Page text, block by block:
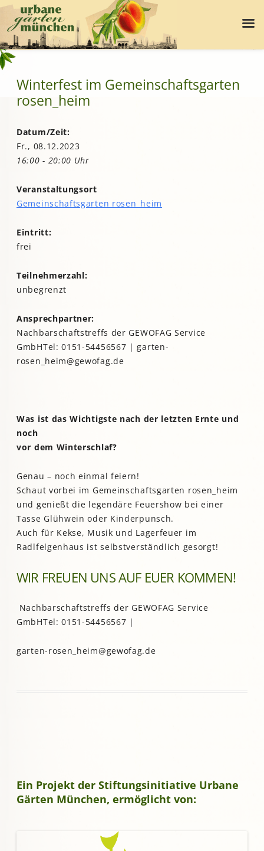
Winterfest im Gemeinschaftsgarten
rosen_heim
Datum/Zeit:
Fr., 08.12.2023
16:00 - 20:00 Uhr
Veranstaltungsort
Gemeinschaftsgarten rosen_heim
Eintritt:
frei
Teilnehmerzahl:
unbegrenzt
Ansprechpartner:
Nachbarschaftstreffs der GEWOFAG Service
GmbHTel: 0151-54456567 | garten-
rosen_heim@gewofag.de
Was ist das Wichtigste nach der letzten Ernte und
noch
vor dem Winterschlaf?
Genau – noch einmal feiern!
Schaut vorbei im Gemeinschaftsgarten rosen_heim
und genießt die legendäre Feuershow bei einer
Tasse Glühwein oder Kinderpunsch.
Auch für Kekse, Musik und Lagerfeuer im
Radlfelgenhaus ist selbstverständlich gesorgt!
WIR FREUEN UNS AUF EUER KOMMEN!
Nachbarschaftstreffs der GEWOFAG Service
GmbHTel: 0151-54456567 |
garten-rosen_heim@gewofag.de
Ein Projekt der Stiftungsinitiative Urbane
Gärten München, ermöglicht von: